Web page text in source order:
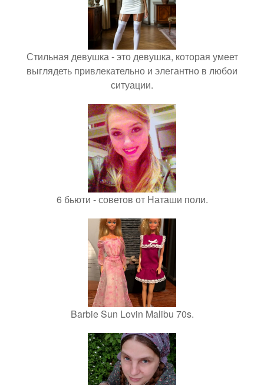
Стильная девушка - это девушка, которая умеет
выглядеть привлекательно и элегантно в любои
ситуации.
6 бьюти - советов от Наташи поли.
Barbie Sun Lovin Malibu 70s.